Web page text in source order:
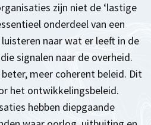
zijn niet de ‘lastige
onderdeel van een
naar wat er leeft in de
signalen naar de overheid.
meer coherent beleid. Dit
het ontwikkelingsbeleid.
hebben diepgaande